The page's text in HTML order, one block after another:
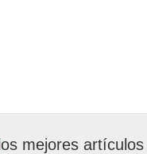
los mejores